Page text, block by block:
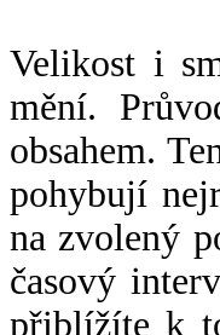
Velikost i
mění.
obsahem.
pohybují
na zvolený
časový
přiblížíte k